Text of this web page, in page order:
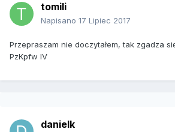
tomili
Napisano 17 Lipiec 2017
Przepraszam nie doczytałem, tak zgadza
PzKpfw IV
danielk